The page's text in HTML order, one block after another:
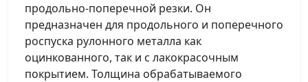
продольно-поперечной резки. Он
предназначен для продольного и поперечного
роспуска рулонного металла как
оцинкованного, так и с лакокрасочным
покрытием. Толщина обрабатываемого